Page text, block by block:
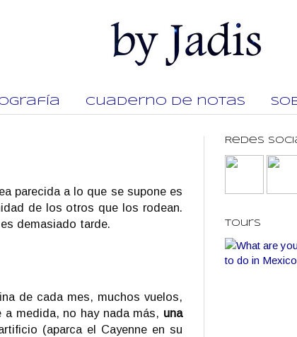
Cuaderno de notas
parecida a lo que se supone es
de los otros que los rodean.
demasiado tarde.
de cada mes, muchos vuelos,
medida, no hay nada más, una
(aparca el Cayenne en su
Redes
Tours